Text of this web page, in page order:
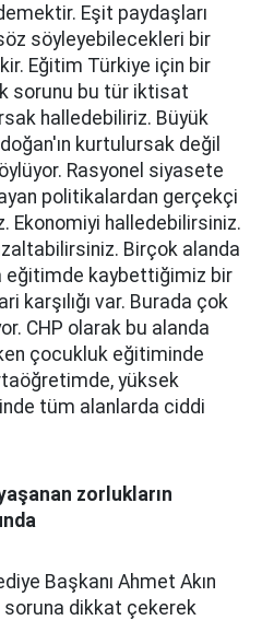
Eşit paydaşları
söyleyebilecekleri bir
Eğitim Türkiye için bir
sorunu bu tür iktisat
halledebiliriz. Büyük
kurtulursak değil
Rasyonel siyasete
politikalardan gerçekçi
Ekonomiyi halledebilirsiniz.
Birçok alanda
eğitimde kaybettiğimiz bir
karşılığı var. Burada çok
CHP olarak bu alanda
çocukluk eğitiminde
yüksek
tüm alanlarda ciddi
zorlukların
Başkanı Ahmet Akın
soruna dikkat çekerek